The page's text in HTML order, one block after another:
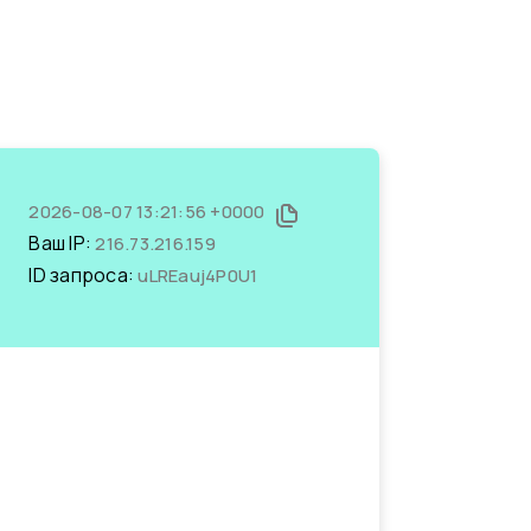
2026-08-07 13:21:56 +0000
Ваш IP:216.73.216.159
ID запроса:uLREauj4P0U1